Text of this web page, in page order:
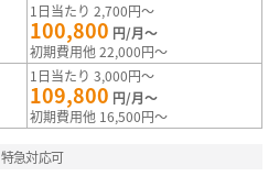
1日当たり 2,700円～
100,800 円/月～
初期費用他 22,000円～
1日当たり 3,000円～
109,800 円/月～
初期費用他 16,500円～
特急対応可